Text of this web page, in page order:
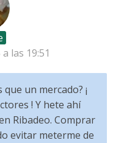
las 19:51
un mercado? ¡
! Y hete ahí
Ribadeo. Comprar
evitar meterme de